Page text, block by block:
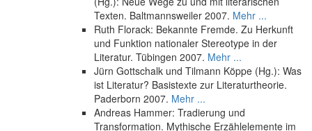
Texten. Baltmannsweiler 2007. Mehr ...
Ruth Florack: Bekannte Fremde. Zu Herkunft
und Funktion nationaler Stereotype in der
Literatur. Tübingen 2007. Mehr ...
Jürn Gottschalk und Tilmann Köppe (Hg.): Was
ist Literatur? Basistexte zur Literaturtheorie.
Paderborn 2007. Mehr ...
Andreas Hammer: Tradierung und
Transformation. Mythische Erzählelemente im